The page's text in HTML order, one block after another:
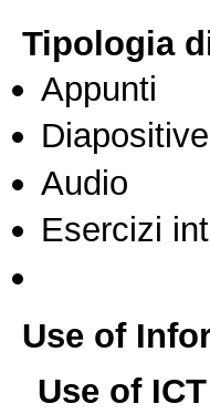
Tipologia
Appunti
Diapositive
Audio
Esercizi
Use of
Use of ICT